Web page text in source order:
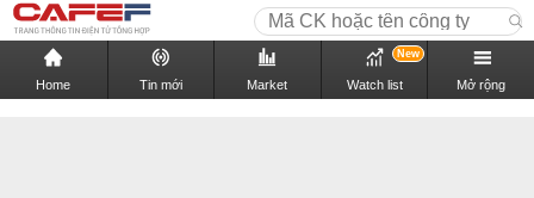
Home Tin mới Market Watch list
New
Mở rộng